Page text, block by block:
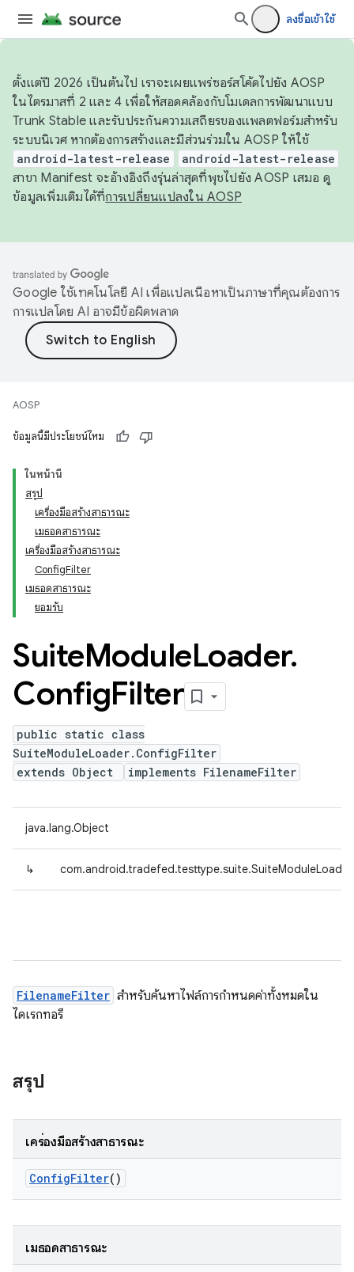
ลงชื่อเข้าใช้
ตั้งแต่ปี 2026 เป็นต้นไป เราจะเผยแพร่ซอร์สโค้ดไปยัง AOSP
ในไตรมาสที่ 2 และ 4 เพื่อให้สอดคล้องกับโมเดลการพัฒนาแบบ
Trunk Stable และรับประกันความเสถียรของแพลตฟอร์มสำหรับ
ระบบนิเวศ หากต้องการสร้างและมีส่วนร่วมใน AOSP ให้ใช้
android-latest-release android-latest-release
สาขา Manifest จะอ้างอิงถึงรุ่นล่าสุดที่พุชไปยัง AOSP เสมอ ดู
ข้อมูลเพิ่มเติมได้ที่การเปลี่ยนแปลงใน AOSP
Google ใช้เทคโนโลยี AI เพื่อแปลเนื้อหาเป็นภาษาที่คุณต้องการ
การแปลโดย AI อาจมีข้อผิดพลาด
AOSP
ข้อมูลนี้มีประโยชน์ไหม
ในหน้านี้
สรุป
เครื่องมือสร้างสาธารณะ
เมธอดสาธารณะ
เครื่องมือสร้างสาธารณะ
ConfigFilter
เมธอดสาธารณะ
ยอมรับ
SuiteModuleLoader.
ConfigFilter
public static class
SuiteModuleLoader.ConfigFilter
extends Object
implements FilenameFilter
java.lang.Object
↳
FilenameFilter สำหรับค้นหาไฟล์การกำหนดค่าทั้งหมดใน
ไดเรกทอรี
สรุป
เครื่องมือสร้างสาธารณะ
ConfigFilter()
เมธอดสาธารณะ